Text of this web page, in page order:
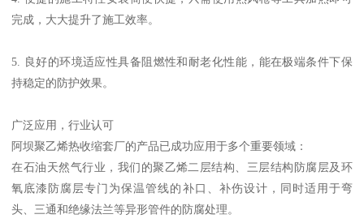
完成，大大提升了施工效率。
5. 良好的环境适应性具备阻燃性和耐老化性能，能在极端条件下保
持稳定的防护效果。
广泛应用，行业认可
阿坝聚乙烯热收缩套厂的产品已成功应用于多个重要领域：
在石油天然气行业，我们的聚乙烯二层结构、三层结构防腐层及环
氧底漆防腐层专门为保温管线的补口、补伤设计，同时适用于弯
头、三通和绝缘法兰等异形管件的防腐处理。